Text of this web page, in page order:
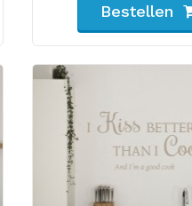
Bestellen